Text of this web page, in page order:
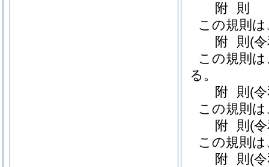
附 則
この規則
附 則 (
この規則
る。
附 則 (
この規則
附 則 (
この規則
附 則 (